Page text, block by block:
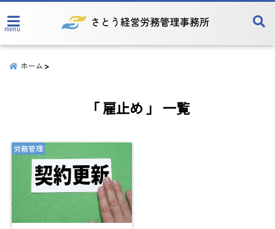
menu
ホーム
「 雇止め 」 一覧
労務管理